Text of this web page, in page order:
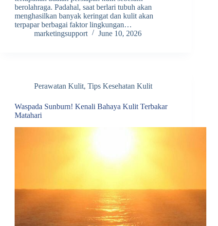
berolahraga. Padahal, saat berlari tubuh akan
menghasilkan banyak keringat dan kulit akan
terpapar berbagai faktor lingkungan…
marketingsupport
June 10, 2026
Perawatan Kulit, Tips Kesehatan Kulit
Waspada Sunburn! Kenali Bahaya Kulit Terbakar
Matahari